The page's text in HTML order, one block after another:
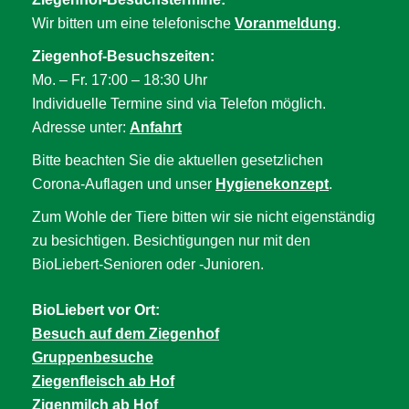
Wir bitten um eine telefonische Voranmeldung.
Ziegenhof-Besuchszeiten:
Mo. – Fr. 17:00 – 18:30 Uhr
Individuelle Termine sind via Telefon möglich.
Adresse unter: Anfahrt
Bitte beachten Sie die aktuellen gesetzlichen
Corona-Auflagen und unser Hygienekonzept.
Zum Wohle der Tiere bitten wir sie nicht eigenständig
zu besichtigen. Besichtigungen nur mit den
BioLiebert-Senioren oder -Junioren.
BioLiebert vor Ort:
Besuch auf dem Ziegenhof
Gruppenbesuche
Ziegenfleisch ab Hof
Zigenmilch ab Hof